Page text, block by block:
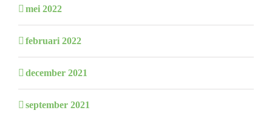
mei 2022
februari 2022
december 2021
september 2021